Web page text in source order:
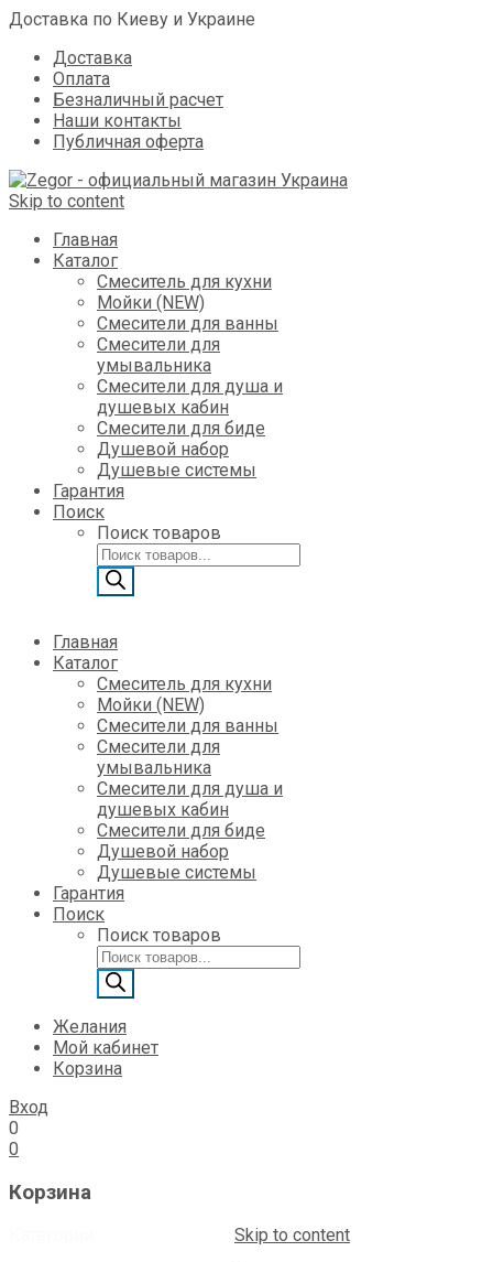
Доставка по Киеву и Украине
Доставка
Оплата
Безналичный расчет
Наши контакты
Публичная оферта
Skip to content
Главная
Каталог
Смеситель для кухни
Мойки (NEW)
Смесители для ванны
Смесители для
умывальника
Смесители для душа и
душевых кабин
Смесители для биде
Душевой набор
Душевые системы
Гарантия
Поиск
Поиск товаров
Главная
Каталог
Смеситель для кухни
Мойки (NEW)
Смесители для ванны
Смесители для
умывальника
Смесители для душа и
душевых кабин
Смесители для биде
Душевой набор
Душевые системы
Гарантия
Поиск
Поиск товаров
Желания
Мой кабинет
Корзина
Вход
0
0
Корзина
Skip to content